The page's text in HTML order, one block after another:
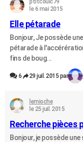
ptitcouic79
le 6 mai 2015
Elle pétarade
Bonjour, Je possède
pétarade à
fins de boug...
6 29 juil. 2015 par
lemioche
le 25 juil. 2015
Recherche pièces
Bonjour, je possède